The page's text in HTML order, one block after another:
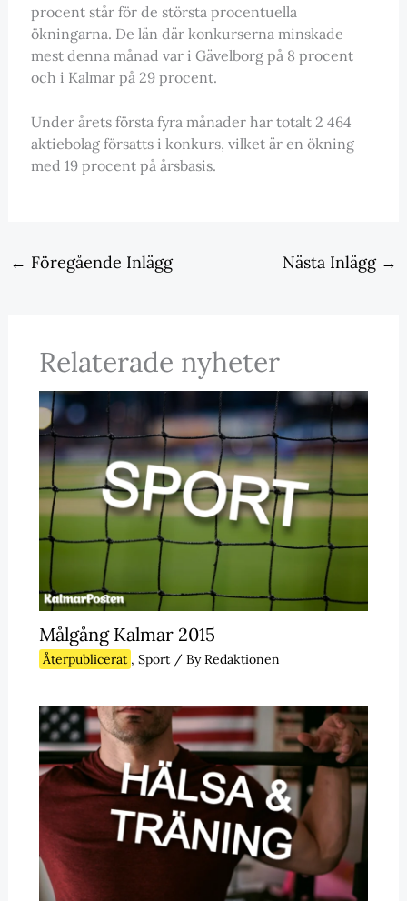
procent står för de största procentuella
ökningarna. De län där konkurserna minskade
mest denna månad var i Gävelborg på 8 procent
och i Kalmar på 29 procent.
Under årets första fyra månader har totalt 2 464
aktiebolag försatts i konkurs, vilket är en ökning
med 19 procent på årsbasis.
← Föregående Inlägg Nästa Inlägg →
Relaterade nyheter
Målgång Kalmar 2015
Återpublicerat , Sport/ ByRedaktionen